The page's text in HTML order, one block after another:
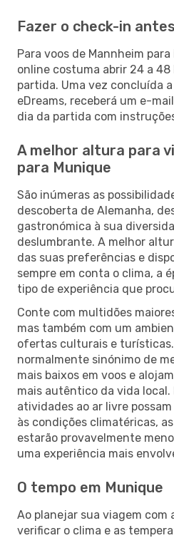
Fazer o check-in
Para voos de Mannheim
online costuma abrir 24 a
partida. Uma vez concluída
eDreams, receberá um e-
dia da partida com
A melhor altura para
para Munique
São inúmeras as
descoberta de Alemanha,
gastronómica à sua
deslumbrante. A melhor
das suas preferências e
sempre em conta o clima, a
tipo de experiência que
Conte com multidões
mas também com um
ofertas culturais e
normalmente sinónimo de
mais baixos em voos e
mais autêntico da vida local.
atividades ao ar livre
às condições climatéricas,
estarão provavelmente
uma experiência mais
O tempo em Munique
Ao planejar sua viagem com
verificar o clima e as